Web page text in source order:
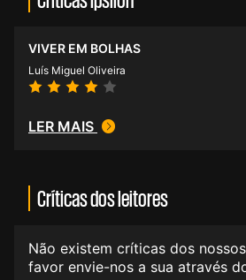
VIVER EM BOLHAS
Luís Miguel Oliveira
LER MAIS
Críticas dos leitores
Não existem críticas dos
favor envie-nos a sua através